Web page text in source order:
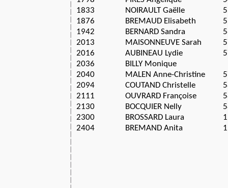
1833
NOIRAULT Gaëlle
1876
BREMAUD Elisabeth
1942
BERNARD Sandra
2013
MAISONNEUVE Sarah
2016
AUBINEAU Lydie
2036
BILLY Monique
2040
MALEN Anne-Christine
2094
COUTAND Christelle
2111
OUVRARD Françoise
2130
BOCQUIER Nelly
2300
BROSSARD Laura
2404
BREMAND Anita